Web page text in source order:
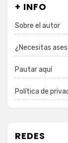
+ INFO
Sobre el autor
¿Necesitas
Pautar aquí
Política de
REDES